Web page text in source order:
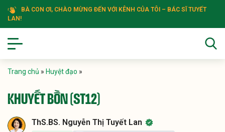
BÀ CON ƠI, CHÀO MỪNG ĐẾN VỚI KÊNH CỦA TÔI – BÁC SĨ TUYẾT
LAN!
Trang chủ » Huyệt đạo »
KHUYẾT BỒN (ST12)
ThS.BS. Nguyễn Thị Tuyết Lan